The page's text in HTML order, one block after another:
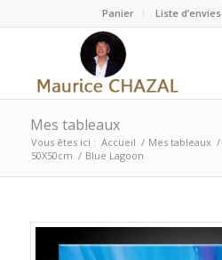
Panier Liste d’envies
Mes tableaux
Vous êtes ici : Accueil / Mes tableaux /
50X50cm / Blue Lagoon